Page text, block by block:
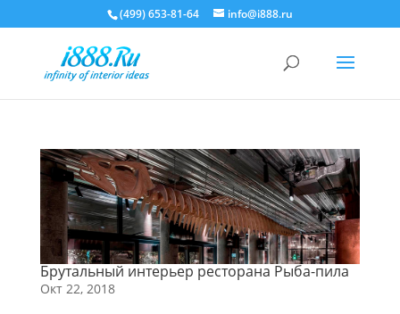
(499) 653-81-64 info@i888.ru
Брутальный интерьер ресторана Рыба-пила
Окт 22, 2018